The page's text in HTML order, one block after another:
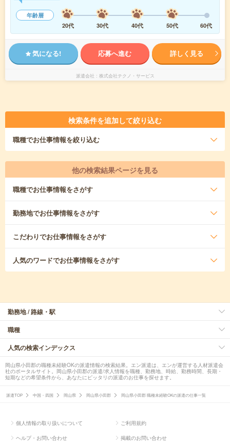
年齢層
20代
30代 40代 50代 60代
気になる! 応募へ進む 詳しく見る
派遣会社 株式会社テクノ・サービス
検索条件を追加して絞り込む
職種でお仕事情報を絞り込む
他の検索結果ページを見る
職種でお仕事情報をさがす
勤務地でお仕事情報をさがす
こだわりでお仕事情報をさがす
人気のワードでお仕事情報をさがす
勤務地 / 路線・駅
職種
人気の検索インデックス
岡山県小田郡の職種未経験OKの派遣情報の検索結果。エン派遣は、エンが運営する人材派遣会
社のポータルサイト。岡山県小田郡の派遣/求人情報を職種、勤務地、時給、勤務時間、長期・
短期などの希望条件から、あなたにピッタリの派遣のお仕事を探せます。
派遣TOP 中国・四国 岡山県 岡山県小田郡 岡山県小田郡 職種未経験OKの派遣の仕事一覧
個人情報の取り扱いについて ご利用規約
ヘルプ・お問い合わせ 掲載のお問い合わせ